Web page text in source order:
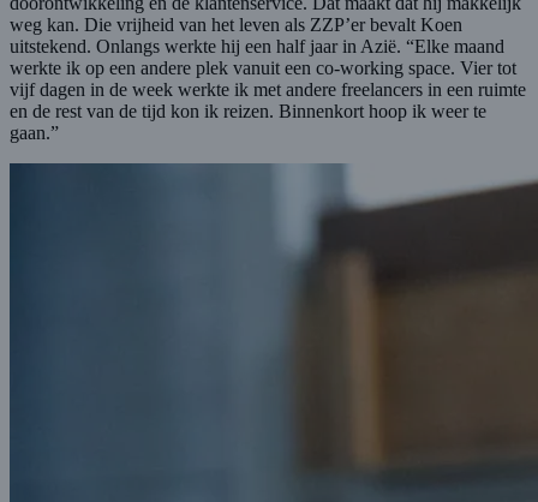
weg kan. Die vrijheid van het leven als ZZP’er bevalt Koen
uitstekend. Onlangs werkte hij een half jaar in Azië. “Elke maand
werkte ik op een andere plek vanuit een co-working space. Vier tot
vijf dagen in de week werkte ik met andere freelancers in een ruimte
en de rest van de tijd kon ik reizen. Binnenkort hoop ik weer te
gaan.”